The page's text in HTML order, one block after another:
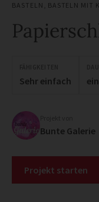
BASTELN BASTELN MIT
Sehr einfach
Bunte Galerie
Projekt starten